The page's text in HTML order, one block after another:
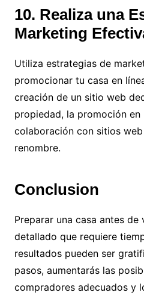
10. Realiza una
Marketing
Utiliza estrategias de
promocionar tu casa en
creación de un sitio web
propiedad, la promoción en
colaboración con sitios
renombre.
Conclusion
Preparar una casa antes
detallado que requiere
resultados pueden ser
pasos, aumentarás las
compradores adecuados y